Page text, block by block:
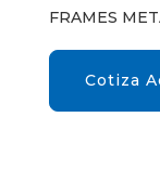
FRAMES
Cotiza